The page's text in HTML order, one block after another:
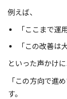
例えば、
「ここまで運
「この改善は
といった声かけ
「この方向で進
す。